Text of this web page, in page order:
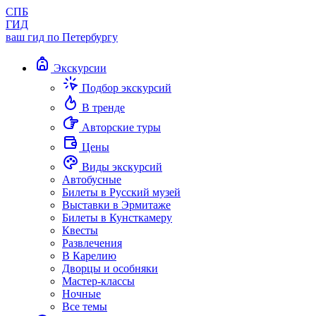
СПБ
ГИД
ваш гид по Петербургу
Экскурсии
Подбор экскурсий
В тренде
Авторские туры
Цены
Виды экскурсий
Автобусные
Билеты в Русский музей
Выставки в Эрмитаже
Билеты в Кунсткамеру
Квесты
Развлечения
В Карелию
Дворцы и особняки
Мастер-классы
Ночные
Все темы